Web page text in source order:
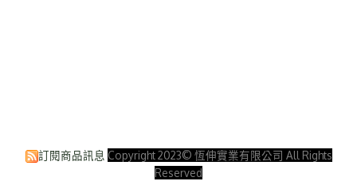
訂閱商品訊息 Copyright 2023© 恆伸實業有限公司 All Rights
Reserved